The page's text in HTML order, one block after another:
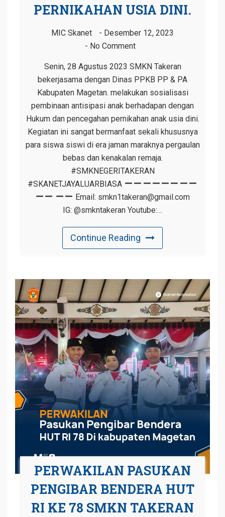
PERNIKAHAN USIA DINI.
MIC Skanet
Desember 12, 2023
No Comment
Senin, 28 Agustus 2023 SMKN Takeran
bekerjasama dengan Dinas PPKB PP & PA
Kabupaten Magetan. melakukan sosialisasi
pembinaan antisipasi anak berhadapan dengan
Hukum dan pencegahan pernikahan anak usia dini.
Kegiatan ini sangat bermanfaat sekali khususnya
para siswa siswi di era jaman maraknya pergaulan
bebas dan kenakalan remaja.
#SMKNEGERITAKERAN
#SKANETJAYALUARBIASA
Email: smkn1takeran@gmail.com
IG: @smkntakeran Youtube:…
Continue Reading
PERWAKILAN PASUKAN
PENGIBAR BENDERA HUT
RI KE 78 SMKN TAKERAN